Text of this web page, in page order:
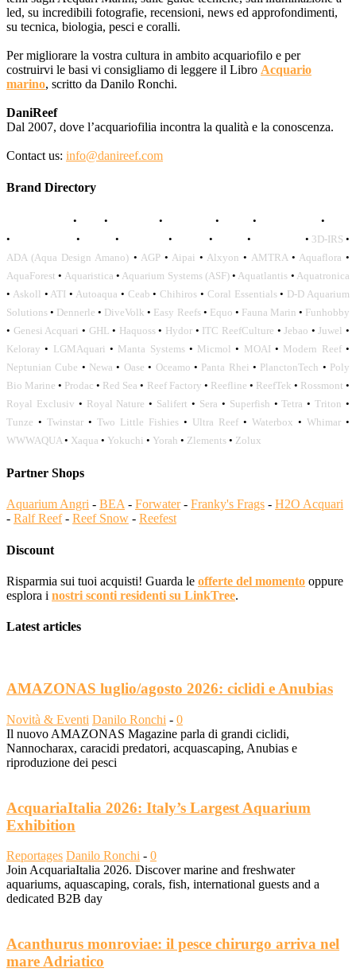
led, su incredibili fotografie, recensioni, news ed approfondimenti,
su tecnica, biologia, pesci e coralli.
Per migliorare la vostra cultura in ambito acquariofilo e per
costruirvi le basi vi consigliamo di leggere il Libro Acquario
marino, scritto da Danilo Ronchi.
DaniReef
Dal 2007, dove l’acquariofilia incontra la qualità e la conoscenza.
Contact us: info@danireef.com
Brand Directory
• • • • • •
•
• • • • • • 3D-IRS •
ADA (Aqua Design Amano) • AGP• Aipai • Alxyon • AMTRA• Aquaflora •
AquaForest • Aquaristica • Aquarium Systems (ASF)• Aquatlantis • Aquatronica
• Askoll • ATI • Autoaqua • Ceab • Chihiros • Coral Essentials• D-D Aquarium
Solutions • Dennerle • DiveVolk • Easy Reefs• Equo • Fauna Marin • Funhobby
• Genesi Acquari • GHL • Haquoss• Hydor • ITC ReefCulture •Jebao •Juwel •
Keloray • LGMAquari • Manta Systems• Micmol • MOAI • Modern Reef•
Neptunian Cube • Newa • Oase • Oceamo • Panta Rhei • PlanctonTech • Poly
Bio Marine • Prodac • Red Sea • Reef Factory • Reefline • ReefTek • Rossmont •
Royal Exclusiv • Royal Nature • Salifert • Sera • Superfish •Tetra •Triton •
Tunze • Twinstar • Two Little Fishies • Ultra Reef • Waterbox • Whimar •
WWWAQUA • Xaqua • Yokuchi • Yorah • Zlements • Zolux
Partner Shops
Aquarium Angri - BEA - Forwater- Franky's Frags - H2O Acquari
- Ralf Reef- Reef Snow - Reefest
Discount
Risparmia sui tuoi acquisti! Guarda le offerte del momento oppure
esplora i nostri sconti residenti su LinkTree.
Latest articles
AMAZONAS luglio/agosto 2026: ciclidi e Anubias
Novità & Eventi Danilo Ronchi - 0
Il nuovo AMAZONAS Magazine parla di grandi ciclidi,
Nannocharax, caracidi predatori, acquascaping, Anubias e
riproduzione dei pesci
AcquariaItalia 2026: Italy’s Largest Aquarium
Exhibition
Reportages Danilo Ronchi - 0
Join AcquariaItalia 2026. Discover marine and freshwater
aquariums, aquascaping, corals, fish, international guests and a
dedicated B2B day
Acanthurus monroviae: il pesce chirurgo arriva nel
mare Adriatico